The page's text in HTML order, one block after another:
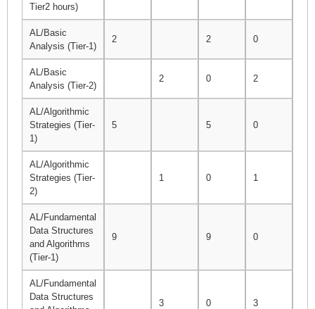
Tier2 hours)
AL/Basic
Analysis (Tier-1)
2 2 0
AL/Basic
Analysis (Tier-2)
2 0 2
AL/Algorithmic
Strategies (Tier-
1)
5 5 0
AL/Algorithmic
Strategies (Tier-
2)
1 0 1
AL/Fundamental
Data Structures
and Algorithms
(Tier-1)
9 9 0
AL/Fundamental
Data Structures
3 0 3